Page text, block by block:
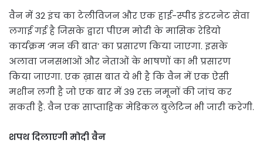
वैन में 32 इंच का टेलीविजन और एक हाई-स्पीड इंटरनेट सेवा
लगाई गई है जिसके द्वारा पीएम मोदी के मासिक रेडियो
कार्यक्रम ‘मन की बात’ का प्रसारण किया जाएगा. इसके
अलावा जनसभाओं और नेताओं के भाषणों का भी प्रसारण
किया जाएगा. एक ख़ास बात ये भी है कि वैन में एक ऐसी
मशीन लगी है जो एक बार में 39 रक्त नमूनों की जांच कर
सकती है. वैन एक साप्ताहिक मेडिकल बुलेटिन भी जारी करेगी.
शपथ दिलाएगी मोदी वैन